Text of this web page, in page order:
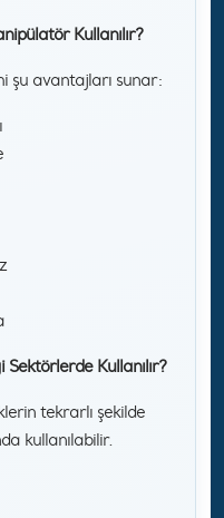
Kullanılır?
şu avantajları sunar:
Kullanılır?
tekrarlı şekilde
kullanılabilir.